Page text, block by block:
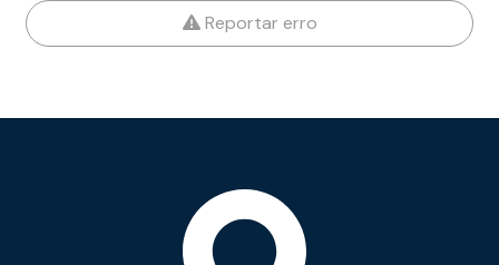
Reportar erro